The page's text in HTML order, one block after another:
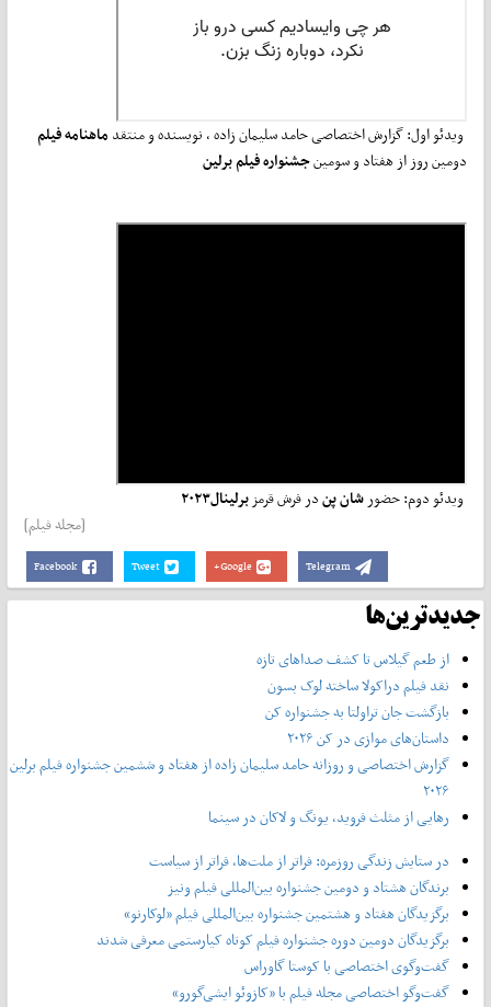
ویدئو اول:گزارش اختصاصی حامد سلیمان زاده ، نویسنده و منتقدماهنامه فیلم
دومین روز از هفتاد و سومینجشنواره فیلم برلین
ویدئو دوم:حضور شان پندر فرش قرمز برلینال۲۰۲۳
[مجله فیلم]
Facebook Tweet Google+ Telegram
جدیدترین‌ها
از طعم گیلاس تا کشف صداهای تازه
نقد فیلم دراکولا ساخته لوک بسون
بازگشت جان تراولتا به جشنواره کن
داستان‌های موازی در کن ۲۰۲۶
گزارش اختصاصی و روزانه حامد سلیمان زاده از هفتاد و‌ ششمین جشنواره فیلم برلین
۲۰۲۶
رهایی از مثلث فروید، یونگ و لاکان در سینما
در ستایش زندگی روزمره: فراتر از ملت‌ها، فراتر از سیاست
برندگان هشتاد و دومین جشنواره بین‌المللی فیلم ونیز
برگزیدگان هفتاد و هشتمین جشنواره بین‌المللی فیلم «لوکارنو»
برگزیدگان دومین دوره جشنواره فیلم کوتاه کیارستمی معرفی شدند
گفت‌وگوی اختصاصی با کوستا گاوراس
گفت‌وگو اختصاصی مجله فیلم با «کازوئو ایشی‌گورو»